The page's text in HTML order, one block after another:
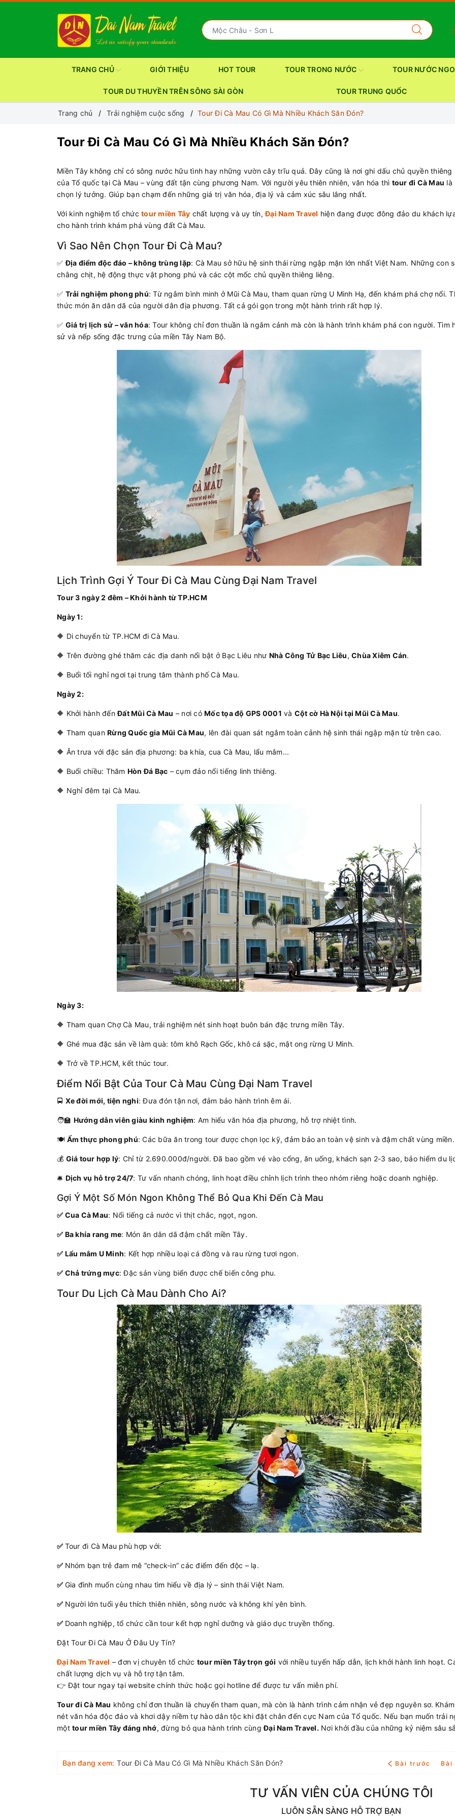
TRANG CHỦ GIỚI THIỆU HOT TOUR TOUR TRONG NƯỚC TOUR NƯỚC
TOUR DU THUYỀN TRÊN SÔNG SÀI GÒN TOUR TRUNG QUỐC
Trang chủ Trải nghiệm cuộc sống Tour Đi Cà Mau Có Gì Mà Nhiều Khách Săn Đón?
Tour Đi Cà Mau Có Gì Mà Nhiều Khách Săn Đón?
Miền Tây không chỉ có sông nước hữu tình hay những vườn cây trĩu quả. Đây cũng là nơi ghi dấu chủ quyền thiêng
của Tổ quốc tại Cà Mau – vùng đất tận cùng phương Nam. Với người yêu thiên nhiên, văn hóa thì tour đi Cà Mau là
chọn lý tưởng. Giúp bạn chạm đến những giá trị văn hóa, địa lý và cảm xúc sâu lắng nhất.
Với kinh nghiệm tổ chức tour miền Tây chất lượng và uy tín,Đại Nam Travel hiện đang được đông đảo du khách
cho hành trình khám phá vùng đất Cà Mau.
Vì Sao Nên Chọn Tour Đi Cà Mau?
✅Địa điểm độc đáo – không trùng lặp: Cà Mau sở hữu hệ sinh thái rừng ngập mặn lớn nhất Việt Nam. Những con
chằng chịt, hệ động thực vật phong phú và các cột mốc chủ quyền thiêng liêng.
✅ Trải nghiệm phong phú: Từ ngắm bình minh ở Mũi Cà Mau, tham quan rừng U Minh Hạ, đến khám phá chợ nổi.
thức món ăn dân dã của người dân địa phương. Tất cả gói gọn trong một hành trình rất hợp lý.
✅ Giá trị lịch sử – văn hóa: Tour không chỉ đơn thuần là ngắm cảnh mà còn là hành trình khám phá con người. Tìm
sử và nếp sống đặc trưng của miền Tây Nam Bộ.
Lịch Trình Gợi Ý Tour Đi Cà Mau Cùng Đại Nam Travel
Tour 3 ngày 2 đêm – Khởi hành từ TP.HCM
Ngày 1:
🔶 Di chuyển từ TP.HCM đi Cà Mau.
🔶 Trên đường ghé thăm các địa danh nổi bật ở Bạc Liêu như Nhà Công Tử Bạc Liêu, Chùa Xiêm Cán.
🔶 Buổi tối nghỉ ngơi tại trung tâm thành phố Cà Mau.
Ngày 2:
🔶 Khởi hành đếnĐất Mũi Cà Mau – nơi có Mốc tọa độ GPS 0001 và Cột cờ Hà Nội tại Mũi Cà Mau.
🔶 Tham quan Rừng Quốc gia Mũi Cà Mau, lên đài quan sát ngắm toàn cảnh hệ sinh thái ngập mặn từ trên cao.
🔶 Ăn trưa với đặc sản địa phương: ba khía, cua Cà Mau, lẩu mắm...
🔶 Buổi chiều: Thăm Hòn Đá Bạc – cụm đảo nổi tiếng linh thiêng.
🔶 Nghỉ đêm tại Cà Mau.
Ngày 3:
🔶 Tham quan Chợ Cà Mau, trải nghiệm nét sinh hoạt buôn bán đặc trưng miền Tây.
🔶 Ghé mua đặc sản về làm quà: tôm khô Rạch Gốc, khô cá sặc, mật ong rừng U Minh.
🔶 Trở về TP.HCM, kết thúc tour.
Điểm Nổi Bật Của Tour Cà Mau Cùng Đại Nam Travel
🚍 Xe đời mới, tiện nghi: Đưa đón tận nơi, đảm bảo hành trình êm ái.
🧑‍🏫 Hướng dẫn viên giàu kinh nghiệm: Am hiểu văn hóa địa phương, hỗ trợ nhiệt tình.
🍽️ Ẩm thực phong phú: Các bữa ăn trong tour được chọn lọc kỹ, đảm bảo an toàn vệ sinh và đậm chất vùng miền.
💰 Giá tour hợp lý: Chỉ từ 2.690.000đ/người. Đã bao gồm vé vào cổng, ăn uống, khách sạn 2-3 sao, bảo hiểm du
🛎️ Dịch vụ hỗ trợ 24/7: Tư vấn nhanh chóng, linh hoạt điều chỉnh lịch trình theo nhóm riêng hoặc doanh nghiệp.
Gợi Ý Một Số Món Ngon Không Thể Bỏ Qua Khi Đến Cà Mau
✅ Cua Cà Mau: Nổi tiếng cả nước vì thịt chắc, ngọt, ngon.
✅ Ba khía rang me: Món ăn dân dã đậm chất miền Tây.
✅ Lẩu mắm U Minh: Kết hợp nhiều loại cá đồng và rau rừng tươi ngon.
✅ Chả trứng mực: Đặc sản vùng biển được chế biến công phu.
Tour Du Lịch Cà Mau Dành Cho Ai?
✅ Tour đi Cà Mau phù hợp với:
✅ Nhóm bạn trẻ đam mê “check-in” các điểm đến độc – lạ.
✅ Gia đình muốn cùng nhau tìm hiểu về địa lý – sinh thái Việt Nam.
✅ Người lớn tuổi yêu thích thiên nhiên, sông nước và không khí yên bình.
✅ Doanh nghiệp, tổ chức cần tour kết hợp nghỉ dưỡng và giáo dục truyền thống.
Đặt Tour Đi Cà Mau Ở Đâu Uy Tín?
Đại Nam Travel – đơn vị chuyên tổ chức tour miền Tây trọn gói với nhiều tuyến hấp dẫn, lịch khởi hành linh hoạt.
chất lượng dịch vụ và hỗ trợ tận tâm.
👉 Đặt tour ngay tại website chính thức hoặc gọi hotline để được tư vấn miễn phí.
Tour đi Cà Mau không chỉ đơn thuần là chuyến tham quan, mà còn là hành trình cảm nhận vẻ đẹp nguyên sơ.
nét văn hóa độc đáo và khơi dậy niềm tự hào dân tộc khi đặt chân đến cực Nam của Tổ quốc. Nếu bạn muốn trải
một tour miền Tây đáng nhớ, đừng bỏ qua hành trình cùngĐại Nam Travel. Nơi khởi đầu của những kỷ niệm sâu
Bạn đang xem: Tour Đi Cà Mau Có Gì Mà Nhiều Khách Săn Đón? Bài trước Bài
TƯ VẤN VIÊN CỦA CHÚNG TÔI
LUÔN SẴN SÀNG HỖ TRỢ BẠN